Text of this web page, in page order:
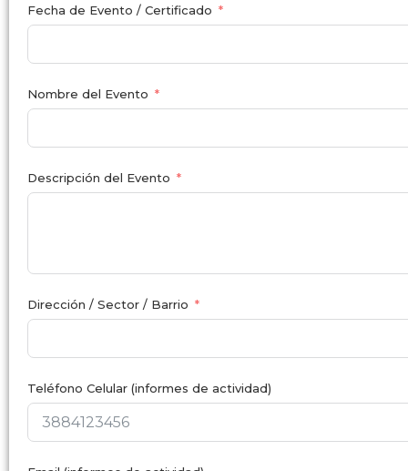
Fecha de Evento / Certificado
Nombre del Evento
Descripción del Evento
Dirección / Sector / Barrio
Teléfono Celular (informes de actividad)